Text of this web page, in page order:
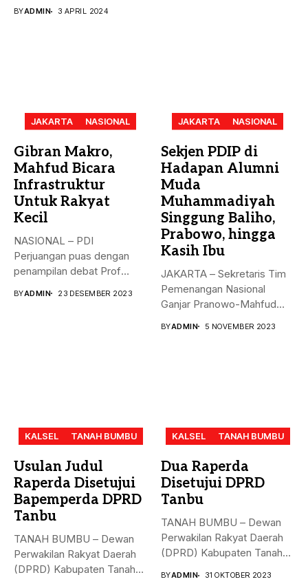
BYADMIN 3 APRIL 2024
JAKARTA NASIONAL
Gibran Makro,
Mahfud Bicara
Infrastruktur
Untuk Rakyat
Kecil
NASIONAL – PDI
Perjuangan puas dengan
penampilan debat Prof
BYADMIN 23 DESEMBER 2023
JAKARTA NASIONAL
Sekjen PDIP di
Hadapan Alumni
Muda
Muhammadiyah
Singgung Baliho,
Prabowo, hingga
Kasih Ibu
JAKARTA – Sekretaris Tim
Pemenangan Nasional
Ganjar Pranowo-Mahfud
BYADMIN 5 NOVEMBER 2023
KALSEL TANAH BUMBU
Usulan Judul
Raperda Disetujui
Bapemperda DPRD
Tanbu
TANAH BUMBU – Dewan
Perwakilan Rakyat Daerah
(DPRD) Kabupaten Tanah
KALSEL TANAH BUMBU
Dua Raperda
Disetujui DPRD
Tanbu
TANAH BUMBU – Dewan
Perwakilan Rakyat Daerah
(DPRD) Kabupaten Tanah
BYADMIN 31 OKTOBER 2023